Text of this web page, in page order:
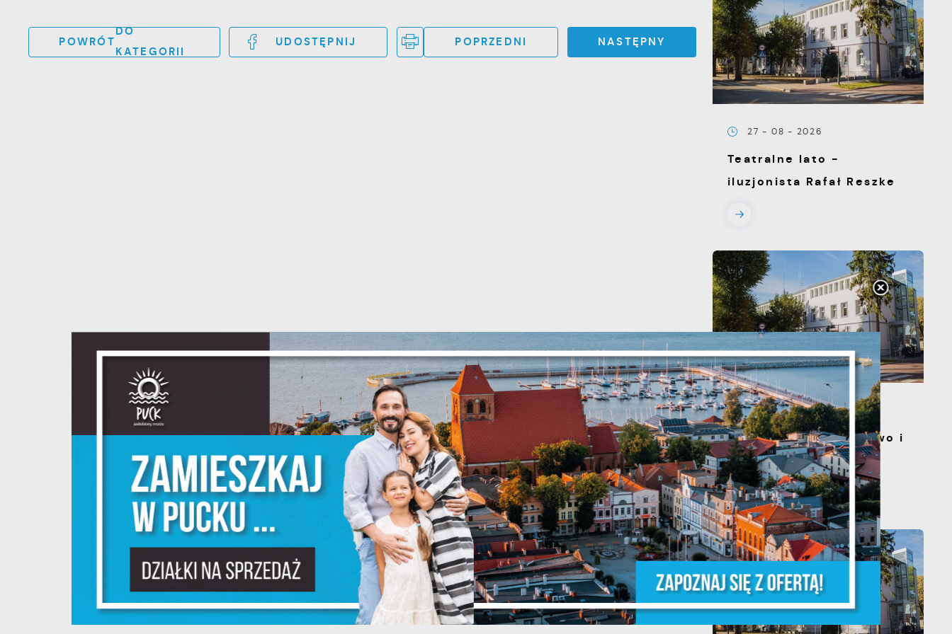
POWRÓT
DO
KATEGORII
UDOSTĘPNIJ POPRZEDNI NASTĘPNY
27 - 08 - 2026
Teatralne lato -
iluzjonista Rafał Reszke
20 - 08 - 2026
Teatralne lato - Zdrowo i
kolorowo
Ustawienia
Szanujemy Twoją prywatność. Możesz zmienić ustawienia cookies
lub zaakceptować je wszystkie. W dowolnym momencie możesz
dokonać zmiany swoich ustawień.
Niezbędne
Niezbędne pliki cookies służą do prawidłowego funkcjonowania
strony internetowej i umożliwiają Ci komfortowe korzystanie z
oferowanych przez nas usług.
Pliki cookies odpowiadają na podejmowane przez Ciebie działania
w celu m.in. dostosowania Twoich ustawień preferencji
prywatności, logowania czy wypełniania formularzy. Dzięki plikom
cookies strona, z której korzystasz, może działać bez zakłóceń.
Funkcjonalne i personalizacyjne
Tego typu pliki cookies umożliwiają stronie internetowej
zapamiętanie wprowadzonych przez Ciebie ustawień oraz
ZAPISZ WYBRANE